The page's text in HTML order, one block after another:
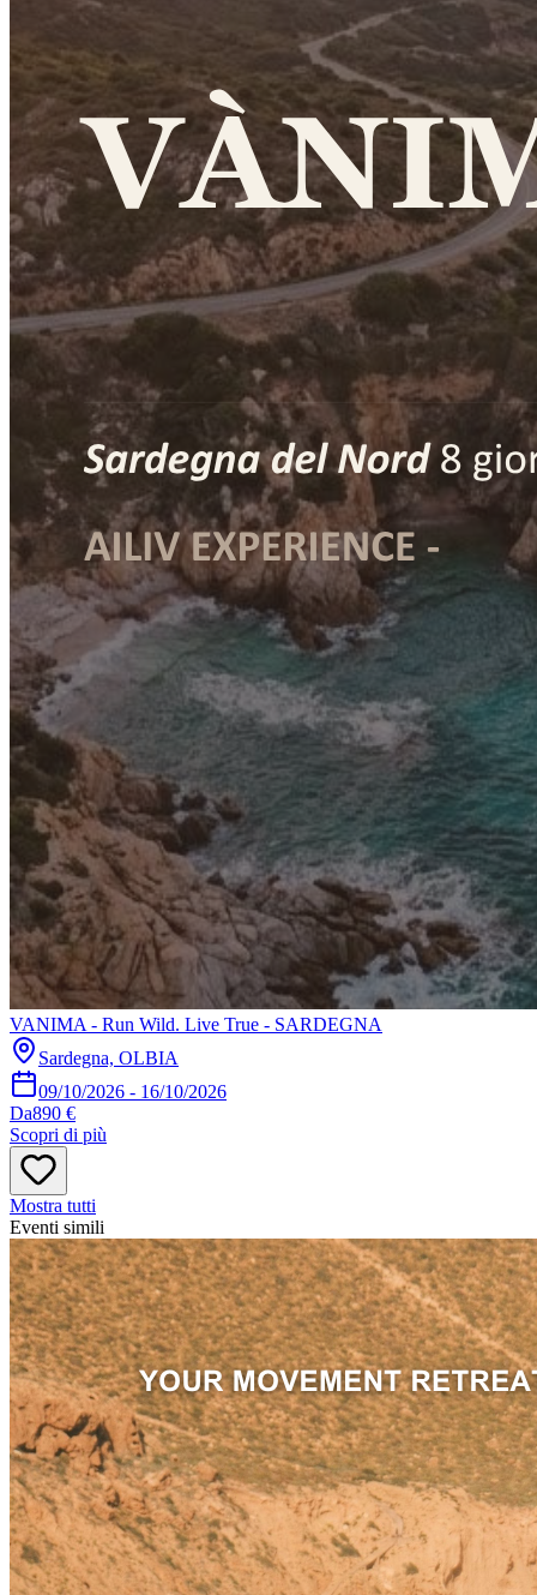
VANIMA - Run Wild. Live True - SARDEGNA
Sardegna, OLBIA
09/10/2026 - 16/10/2026
Da890 €
Scopri di più
Mostra tutti
Eventi simili